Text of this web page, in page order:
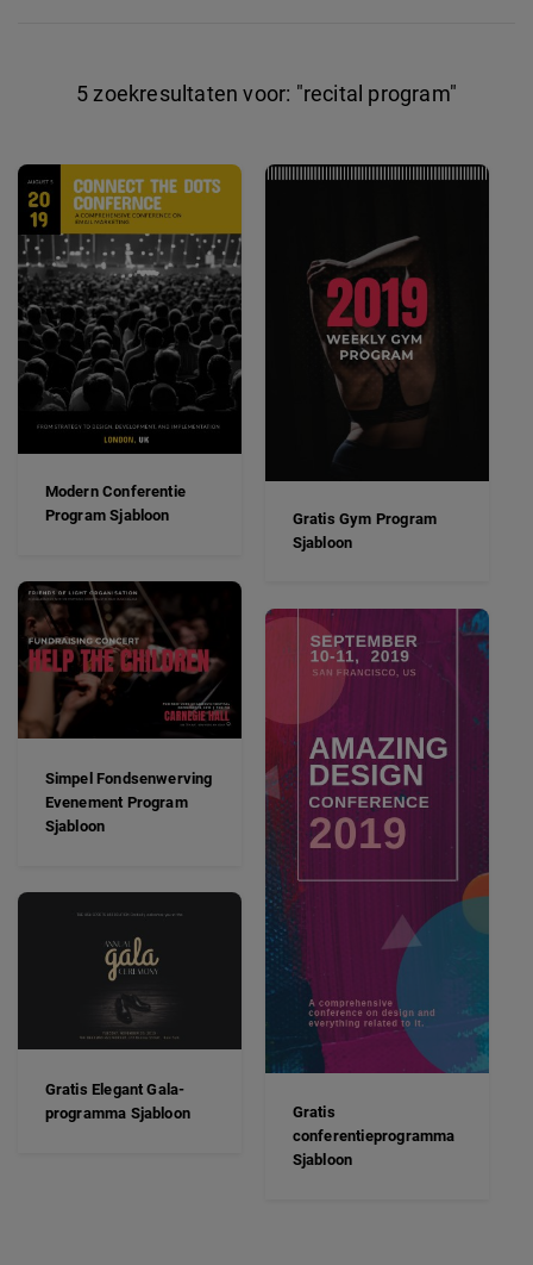
5 zoekresultaten voor: "recital program"
Modern Conferentie
Program Sjabloon
Gratis Gym Program
Sjabloon
Simpel Fondsenwerving
Evenement Program
Sjabloon
Gratis
conferentieprogramma
Sjabloon
Gratis Elegant Gala-
programma Sjabloon